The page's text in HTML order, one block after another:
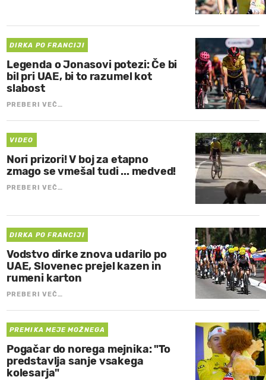
DIRKA PO FRANCIJI
Legenda o Jonasovi potezi: Če bi
bil pri UAE, bi to razumel kot
slabost
PREBERI VEČ…
VIDEO
Nori prizori! V boj za etapno
zmago se vmešal tudi ... medved!
PREBERI VEČ…
DIRKA PO FRANCIJI
Vodstvo dirke znova udarilo po
UAE, Slovenec prejel kazen in
rumeni karton
PREBERI VEČ…
PREMIKA MEJE MOŽNEGA
Pogačar do norega mejnika: "To
predstavlja sanje vsakega
kolesarja"